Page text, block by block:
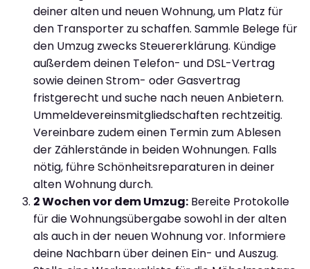
deiner alten und neuen Wohnung, um Platz für
den Transporter zu schaffen. Sammle Belege für
den Umzug zwecks Steuererklärung. Kündige
außerdem deinen Telefon- und DSL-Vertrag
sowie deinen Strom- oder Gasvertrag
fristgerecht und suche nach neuen Anbietern.
Ummeldevereinsmitgliedschaften rechtzeitig.
Vereinbare zudem einen Termin zum Ablesen
der Zählerstände in beiden Wohnungen. Falls
nötig, führe Schönheitsreparaturen in deiner
alten Wohnung durch.
2 Wochen vor dem Umzug: Bereite Protokolle
für die Wohnungsübergabe sowohl in der alten
als auch in der neuen Wohnung vor. Informiere
deine Nachbarn über deinen Ein- und Auszug.